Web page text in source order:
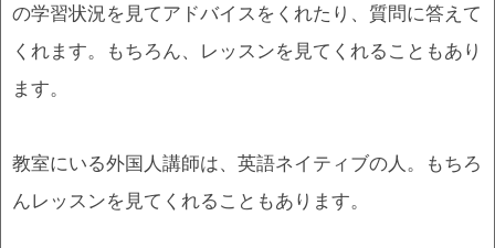
の学習状況を見てアドバイスをくれたり、質問に答えて
くれます。もちろん、レッスンを見てくれることもあり
ます。
教室にいる外国人講師は、英語ネイティブの人。もちろ
んレッスンを見てくれることもあります。